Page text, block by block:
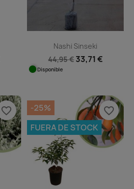
Nashi Sinseki
44,95 € 33,71 €
Disponible
favorite_border
-25%
FUERA DE STOCK
favorite_border